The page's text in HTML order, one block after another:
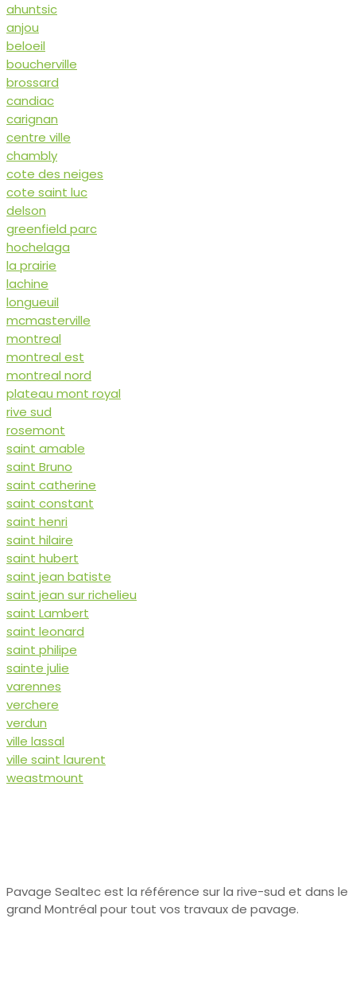
ahuntsic
anjou
beloeil
boucherville
brossard
candiac
carignan
centre ville
chambly
cote des neiges
cote saint luc
delson
greenfield parc
hochelaga
la prairie
lachine
longueuil
mcmasterville
montreal
montreal est
montreal nord
plateau mont royal
rive sud
rosemont
saint amable
saint Bruno
saint catherine
saint constant
saint henri
saint hilaire
saint hubert
saint jean batiste
saint jean sur richelieu
saint Lambert
saint leonard
saint philipe
sainte julie
varennes
verchere
verdun
ville lassal
ville saint laurent
weastmount
Pavage Sealtec est la référence sur la rive-sud et dans le
grand Montréal pour tout vos travaux de pavage.